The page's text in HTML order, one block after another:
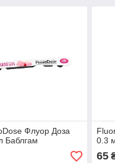
Флуор Доза
Баблгам
0.3
65